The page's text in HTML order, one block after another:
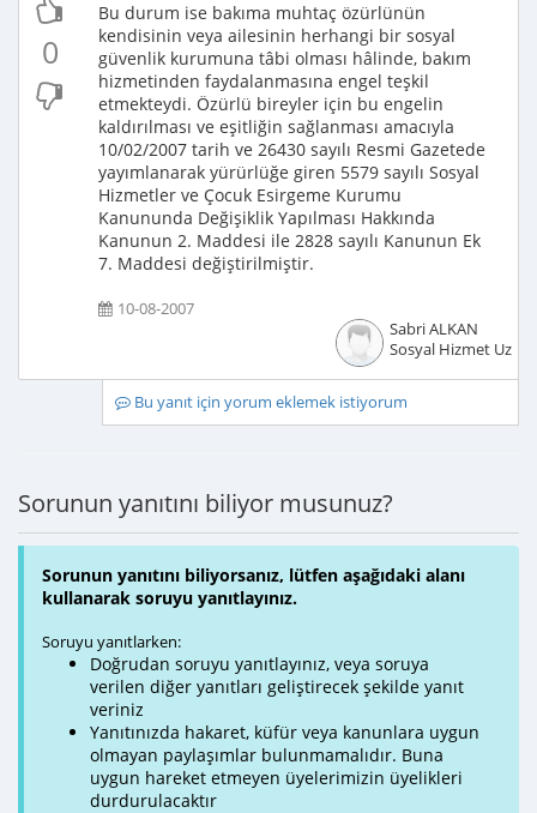
0
Bu durum ise bakıma muhtaç özürlünün
kendisinin veya ailesinin herhangi bir sosyal
güvenlik kurumuna tâbi olması hâlinde, bakım
hizmetinden faydalanmasına engel teşkil
etmekteydi. Özürlü bireyler için bu engelin
kaldırılması ve eşitliğin sağlanması amacıyla
10/02/2007 tarih ve 26430 sayılı Resmi Gazetede
yayımlanarak yürürlüğe giren 5579 sayılı Sosyal
Hizmetler ve Çocuk Esirgeme Kurumu
Kanununda Değişiklik Yapılması Hakkında
Kanunun 2. Maddesi ile 2828 sayılı Kanunun Ek
7. Maddesi değiştirilmiştir.
10-08-2007
Sabri ALKAN
Sosyal Hizmet
Bu yanıt için yorum eklemek istiyorum
Sorunun yanıtını biliyor musunuz?
Sorunun yanıtını biliyorsanız, lütfen aşağıdaki alanı
kullanarak soruyu yanıtlayınız.
Soruyu yanıtlarken:
Doğrudan soruyu yanıtlayınız, veya soruya
verilen diğer yanıtları geliştirecek şekilde yanıt
veriniz
Yanıtınızda hakaret, küfür veya kanunlara uygun
olmayan paylaşımlar bulunmamalıdır. Buna
uygun hareket etmeyen üyelerimizin üyelikleri
durdurulacaktır